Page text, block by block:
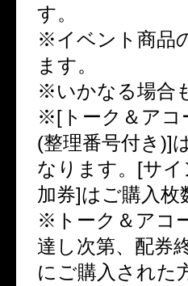
す。
※イベント商品
ます。
※いかなる場合
※[トーク＆アコ
(整理番号付き)]
なります。[サ
加券]はご購入
※トーク＆アコ
達し次第、配券
にご購入された